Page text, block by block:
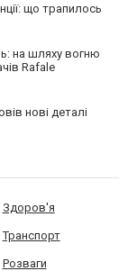
що трапилось
на шляху вогню
Rafale
нові деталі
Здоров'я
Транспорт
Розваги